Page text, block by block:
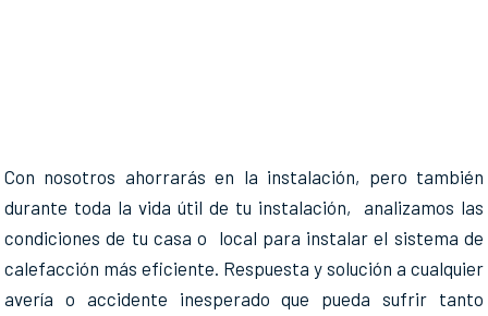
Con nosotros ahorrarás en la instalación, pero también
durante toda la vida útil de tu instalación, analizamos las
condiciones de tu casa o local para instalar el sistema de
calefacción más eficiente. Respuesta y solución a cualquier
avería o accidente inesperado que pueda sufrir tanto